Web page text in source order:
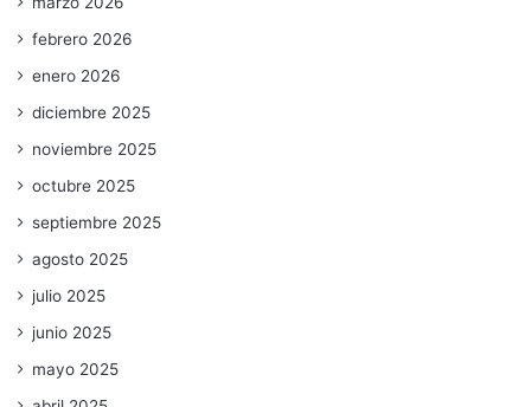
febrero 2026
enero 2026
diciembre 2025
noviembre 2025
octubre 2025
septiembre 2025
agosto 2025
julio 2025
junio 2025
mayo 2025